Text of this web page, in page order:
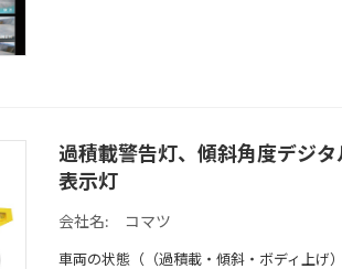
過積載警告灯、傾斜角度デジ
表示灯
会社名: コマツ
車両の状態（（過積載・傾斜・ボディ上げ